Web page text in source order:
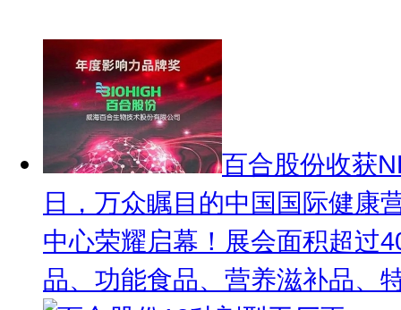
百合股份收获
日，万众瞩目的中国国际健康
中心荣耀启幕！展会面积超过
品、功能食品、营养滋补品、